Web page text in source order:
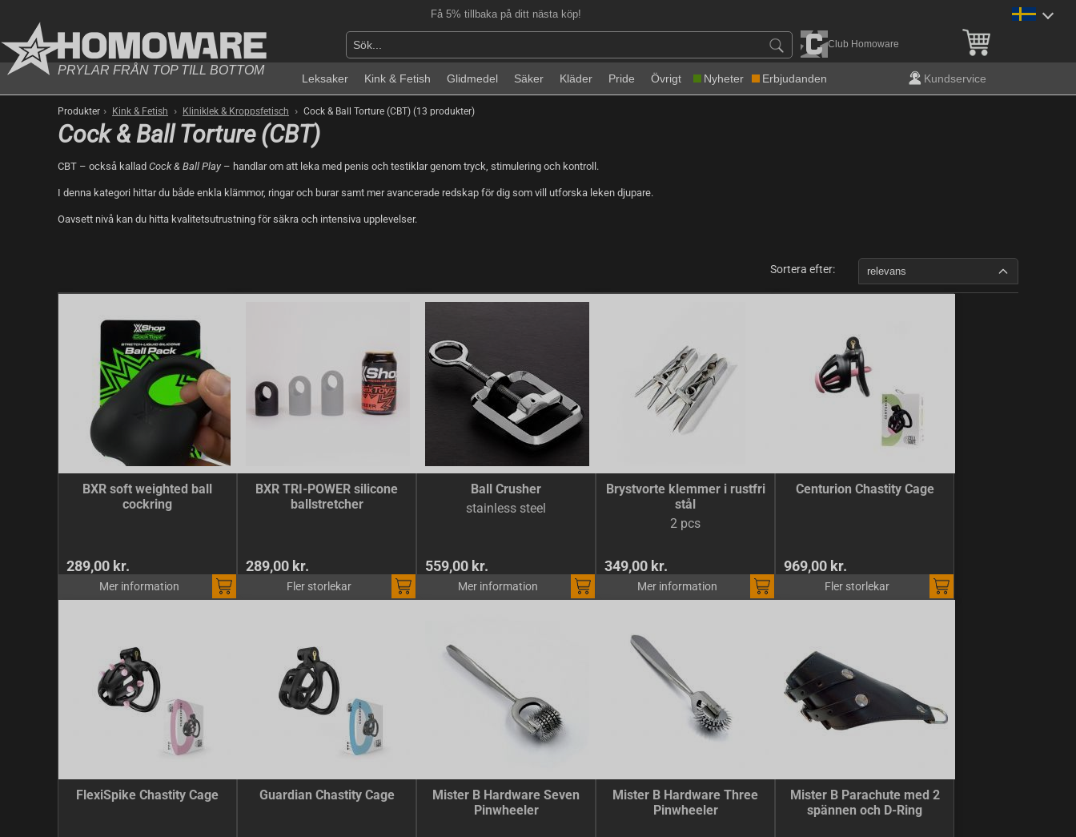
Få 5% tillbaka på ditt nästa köp! Fri frakt över 900 kr!
Club Homoware
PRYLAR FRÅN TOP TILL BOTTOM
Leksaker Kink & Fetish Glidmedel Säker Kläder Pride Övrigt Nyheter Erbjudanden Kundservice
Produkter › Kink & Fetish › Kliniklek & Kroppsfetisch › Cock & Ball Torture (CBT) (13 produkter)
Cock & Ball Torture (CBT)
CBT – också kallad Cock & Ball Play– handlar om att leka med penis och testiklar genom tryck, stimulering och kontroll.
I denna kategori hittar du både enkla klämmor, ringar och burar samt mer avancerade redskap för dig som vill utforska leken djupare.
Oavsett nivå kan du hitta kvalitetsutrustning för säkra och intensiva upplevelser.
Sortera efter: relevans
BXR soft weighted ball
cockring
289,00 kr.
Mer information
BXR TRI-POWER silicone
ballstretcher
289,00 kr.
Fler storlekar
Ball Crusher
stainless steel
559,00 kr.
Mer information
Brystvorte klemmer i rustfri
stål
2 pcs
349,00 kr.
Mer information
Centurion Chastity Cage
969,00 kr.
Fler storlekar
FlexiSpike Chastity Cage Guardian Chastity Cage
Mister B Hardware Seven
Pinwheeler
Mister B Hardware Three
Pinwheeler
Mister B Parachute med 2
spännen och D-Ring